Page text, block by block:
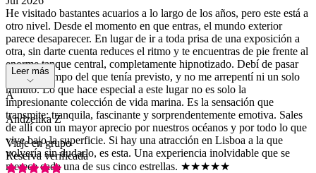
He visitado bastantes acuarios a lo largo de los años, pero este está a
otro nivel. Desde el momento en que entras, el mundo exterior
parece desaparecer. En lugar de ir a toda prisa de una exposición a
otra, sin darte cuenta reduces el ritmo y te encuentras de pie frente al
enorme tanque central, completamente hipnotizado. Debí de pasar
allí más tiempo del que tenía previsto, y no me arrepentí ni un solo
minuto. Lo que hace especial a este lugar no es solo la
impresionante colección de vida marina. Es la sensación que
transmite: tranquila, fascinante y sorprendentemente emotiva. Sales
de allí con un mayor aprecio por nuestros océanos y por todo lo que
vive bajo la superficie. Si hay una atracción en Lisboa a la que
volvería sin dudarlo, es esta. Una experiencia inolvidable que se
merece cada una de sus cinco estrellas. ★★★★★
Leer más
A
Andzelika Z
Viaje en grupo
Reserva verificada